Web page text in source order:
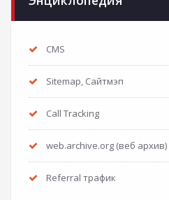
CMS
Sitemap, Сайтмэп
Call Tracking
web.archive.org (веб архив)
Referral трафик